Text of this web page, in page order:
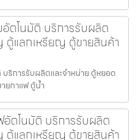
อัตโนมัติ บริการรับผลิต
ตู้แลกเหรียญ ตู้ขายสินค้า
ริการรับผลิตและจำหน่าย ตู้หยอด
ยกาแฟ ตู้น้ำ
อัตโนมัติ บริการรับผลิต
ตู้แลกเหรียญ ตู้ขายสินค้า